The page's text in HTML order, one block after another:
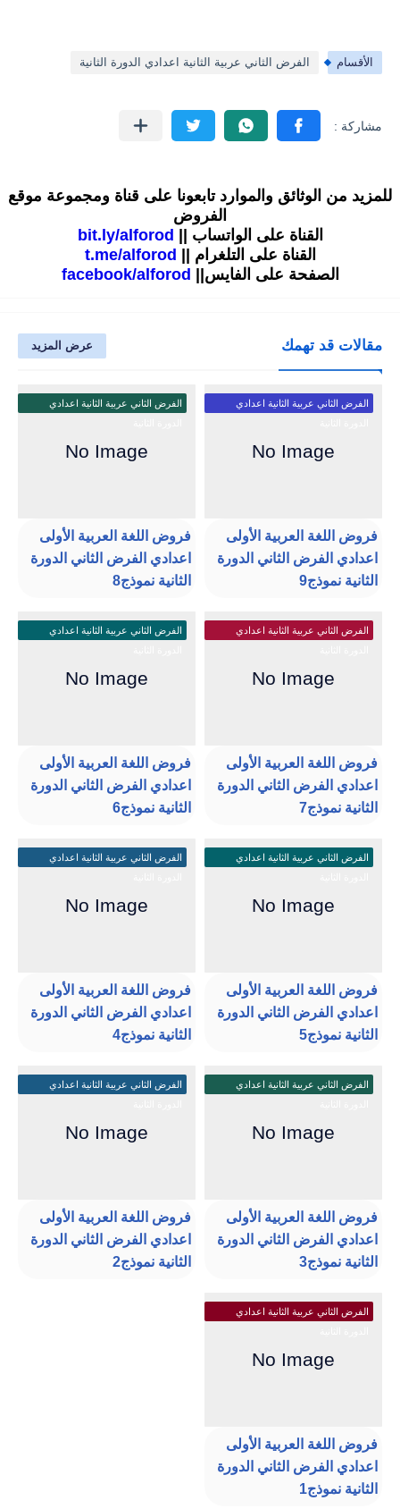
الأقسام الفرض الثاني عربية الثانية اعدادي الدورة الثانية
للمزيد من الوثائق والموارد تابعونا على قناة ومجموعة موقع
الفروض
القناة على الواتساب ||
bit.ly/alforod
القناة على التلغرام ||
t.me/alforod
الصفحة على الفايس||
facebook/alforod
مقالات قد تهمك عرض المزيد
الفرض الثاني عربية الثانية اعدادي
فروض اللغة العربية الأولى
اعدادي الفرض الثاني الدورة
الثانية نموذج9
الفرض الثاني عربية الثانية اعدادي
فروض اللغة العربية الأولى
اعدادي الفرض الثاني الدورة
الثانية نموذج8
الفرض الثاني عربية الثانية اعدادي
فروض اللغة العربية الأولى
اعدادي الفرض الثاني الدورة
الثانية نموذج7
الفرض الثاني عربية الثانية اعدادي
فروض اللغة العربية الأولى
اعدادي الفرض الثاني الدورة
الثانية نموذج6
الفرض الثاني عربية الثانية اعدادي
فروض اللغة العربية الأولى
اعدادي الفرض الثاني الدورة
الثانية نموذج5
الفرض الثاني عربية الثانية اعدادي
فروض اللغة العربية الأولى
اعدادي الفرض الثاني الدورة
الثانية نموذج4
الفرض الثاني عربية الثانية اعدادي
فروض اللغة العربية الأولى
اعدادي الفرض الثاني الدورة
الثانية نموذج3
الفرض الثاني عربية الثانية اعدادي
فروض اللغة العربية الأولى
اعدادي الفرض الثاني الدورة
الثانية نموذج2
الفرض الثاني عربية الثانية اعدادي
فروض اللغة العربية الأولى
اعدادي الفرض الثاني الدورة
الثانية نموذج1